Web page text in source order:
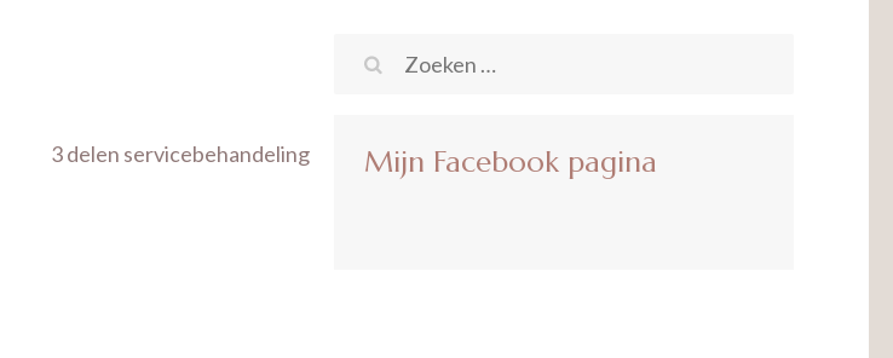
3 delen servicebehandeling
Zoeken
Mijn Facebook pagina